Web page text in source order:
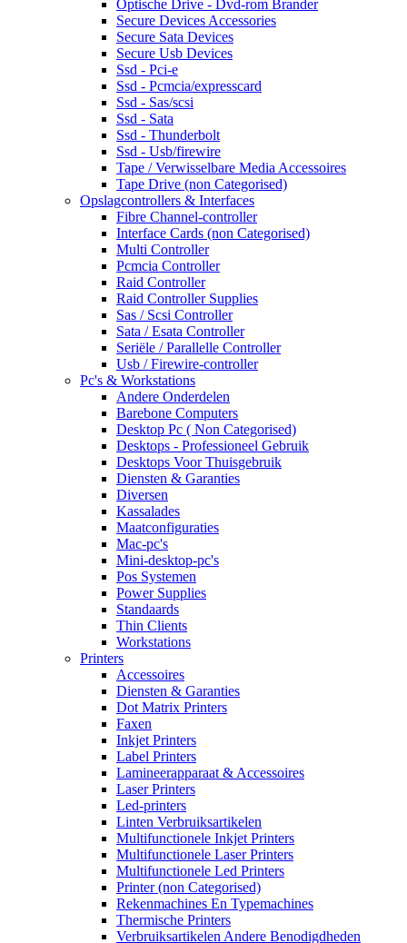
Optische Drive - Dvd-rom Brander
Secure Devices Accessories
Secure Sata Devices
Secure Usb Devices
Ssd - Pci-e
Ssd - Pcmcia/expresscard
Ssd - Sas/scsi
Ssd - Sata
Ssd - Thunderbolt
Ssd - Usb/firewire
Tape / Verwisselbare Media Accessoires
Tape Drive (non Categorised)
Opslagcontrollers & Interfaces
Fibre Channel-controller
Interface Cards (non Categorised)
Multi Controller
Pcmcia Controller
Raid Controller
Raid Controller Supplies
Sas / Scsi Controller
Sata / Esata Controller
Seriële / Parallelle Controller
Usb / Firewire-controller
Pc's & Workstations
Andere Onderdelen
Barebone Computers
Desktop Pc ( Non Categorised)
Desktops - Professioneel Gebruik
Desktops Voor Thuisgebruik
Diensten & Garanties
Diversen
Kassalades
Maatconfiguraties
Mac-pc's
Mini-desktop-pc's
Pos Systemen
Power Supplies
Standaards
Thin Clients
Workstations
Printers
Accessoires
Diensten & Garanties
Dot Matrix Printers
Faxen
Inkjet Printers
Label Printers
Lamineerapparaat & Accessoires
Laser Printers
Led-printers
Linten Verbruiksartikelen
Multifunctionele Inkjet Printers
Multifunctionele Laser Printers
Multifunctionele Led Printers
Printer (non Categorised)
Rekenmachines En Typemachines
Thermische Printers
Verbruiksartikelen Andere Benodigdheden